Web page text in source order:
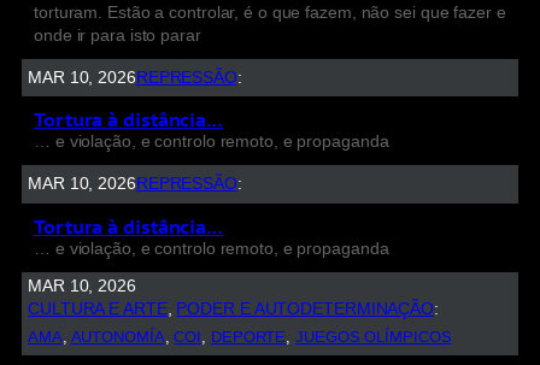
torturam. Estão a controlar, é o que fazem, não sei que fazer e
onde ir para isto parar
MAR 10, 2026 REPRESSÃO:
Tortura à distância…
… e violação, e controlo remoto, e propaganda
MAR 10, 2026 REPRESSÃO:
Tortura à distância…
… e violação, e controlo remoto, e propaganda
MAR 10, 2026
CULTURA E ARTE, PODER E AUTODETERMINAÇÃO:
AMA AUTONOMÍA , COI DEPORTE , JUEGOS OLÍMPICOS